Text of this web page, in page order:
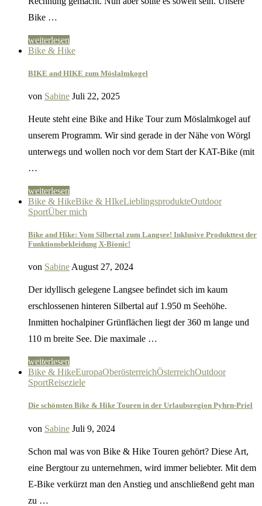
Bike …
weiterlesen
Bike & Hike
BIKE and HIKE zum Möslalmkogel
von Sabine Juli 22, 2025
Heute steht eine Bike and Hike Tour zum Möslalmkogel auf
unserem Programm. Wir sind gerade in der Nähe von Wörgl
unterwegs und wollen noch vor dem Start der KAT-Bike (mit
…
weiterlesen
Bike & HikeBike & HIkeLieblingsprodukteOutdoor
SportÜber mich
Bike and Hike: Vom Silbertal zum Langsee! Inklusive Produkttest der
Funktionsbekleidung X-Bionic!
von Sabine August 27, 2024
Der idyllisch gelegene Langsee befindet sich im kaum
erschlossenen hinteren Silbertal auf 1.950 m Seehöhe.
Inmitten hochalpiner Grünflächen liegt der 360 m lange und
110 m breite See. Die maximale …
weiterlesen
Bike & HikeEuropaOberösterreichÖsterreichOutdoor
SportReiseziele
Die schönsten Bike & Hike Touren in der Urlaubsregion Pyhrn-Priel
von Sabine Juli 9, 2024
Schon mal was von Bike & Hike Touren gehört? Diese Art,
eine Bergtour zu unternehmen, wird immer beliebter. Mit dem
E-Bike verkürzt man den Anstieg und anschließend geht man
zu …